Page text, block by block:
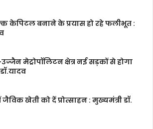
केपिटल बनाने के प्रयास हो रहे फलीभूत :
मेट्रोपॉलिटन क्षेत्र नई सड़कों से होगा
जैविक खेती को दें प्रोत्साहन : मुख्यमंत्री डॉ.